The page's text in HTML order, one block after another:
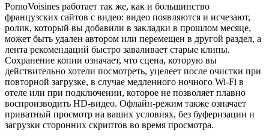
PornoVoisines работает так же, как и большинство
французских сайтов с видео: видео появляются и исчезают,
ролик, который вы добавили в закладки в прошлом месяце,
может быть удален автором или перемещен в другой раздел, а
лента рекомендаций быстро заваливает старые клипы.
Сохранение копии означает, что сцена, которую вы
действительно хотели посмотреть, уцелеет после очистки при
повторной загрузке, в случае медленного ночного Wi-Fi в
отеле или при подключении, которое не позволяет плавно
воспроизводить HD-видео. Офлайн-режим также означает
приватный просмотр на ваших условиях, без буферизации и
загрузки сторонних скриптов во время просмотра.